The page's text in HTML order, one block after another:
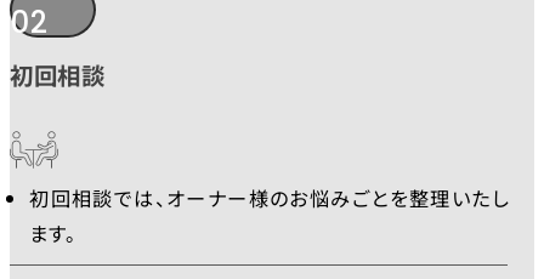
02
初回相談
初回相談では、オーナー様のお悩みごとを整理いたし
ます。